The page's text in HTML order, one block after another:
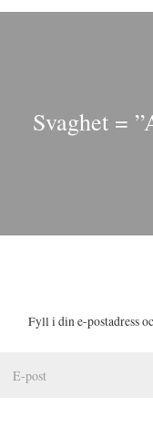
Svaghet =
Fyll i din e-postadress